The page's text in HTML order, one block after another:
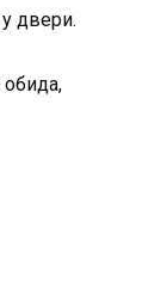
двери.